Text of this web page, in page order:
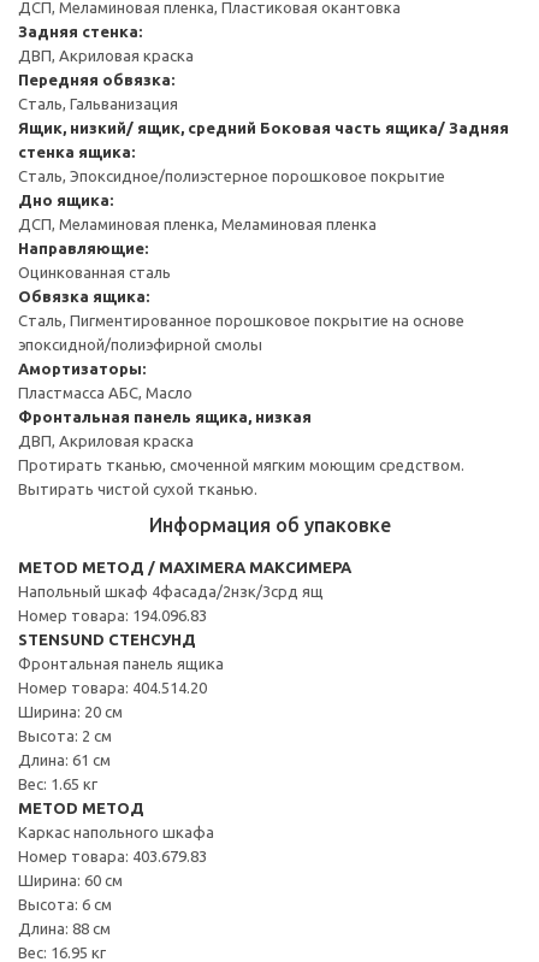
ДСП, Меламиновая пленка, Пластиковая окантовка
Задняя стенка:
ДВП, Акриловая краска
Передняя обвязка:
Сталь, Гальванизация
Ящик, низкий/ ящик, средний Боковая часть ящика/ Задняя
стенка ящика:
Сталь, Эпоксидное/полиэстерное порошковое покрытие
Дно ящика:
ДСП, Меламиновая пленка, Меламиновая пленка
Направляющие:
Оцинкованная сталь
Обвязка ящика:
Сталь, Пигментированное порошковое покрытие на основе
эпоксидной/полиэфирной смолы
Амортизаторы:
Пластмасса АБС, Масло
Фронтальная панель ящика, низкая
ДВП, Акриловая краска
Протирать тканью, смоченной мягким моющим средством.
Вытирать чистой сухой тканью.
Информация об упаковке
METOD МЕТОД / MAXIMERA МАКСИМЕРА
Напольный шкаф 4фасада/2нзк/3срд ящ
Номер товара: 194.096.83
STENSUND СТЕНСУНД
Фронтальная панель ящика
Номер товара: 404.514.20
Ширина: 20 см
Высота: 2 см
Длина: 61 см
Вес: 1.65 кг
METOD МЕТОД
Каркас напольного шкафа
Номер товара: 403.679.83
Ширина: 60 см
Высота: 6 см
Длина: 88 см
Вес: 16.95 кг